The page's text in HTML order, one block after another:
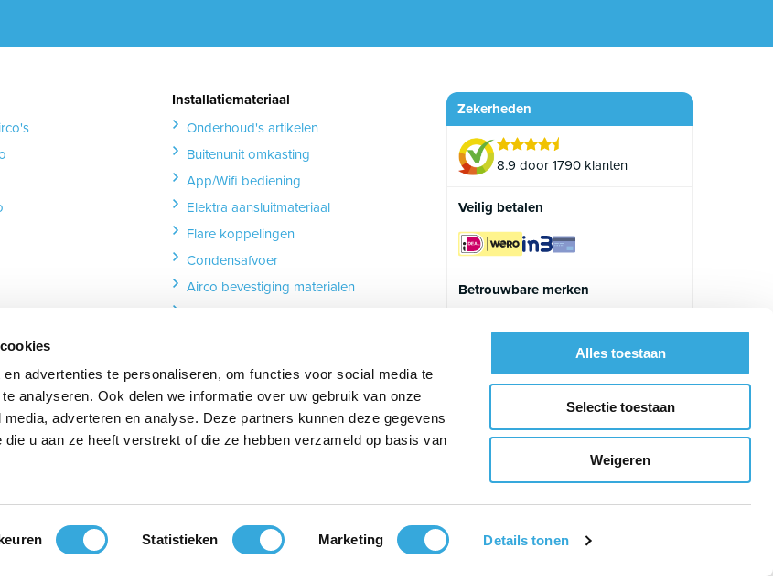
advertenties te personaliseren, om functies voor social media te
analyseren. Ook delen we informatie over uw gebruik van onze
adverteren en analyse. Deze partners kunnen deze gegevens
u aan ze heeft verstrekt of die ze hebben verzameld op basis van
Statistieken Marketing Details tonen
Alles toestaan
Selectie toestaan
Weigeren
Installatiemateriaal
Onderhoud's artikelen
Buitenunit omkasting
App/Wifi bediening
Elektra aansluitmateriaal
Flare koppelingen
Condensafvoer
Airco bevestiging materialen
Dakdoorvoer
Zekerheden
8.9 door 1790 klanten
Veilig betalen
Betrouwbare merken